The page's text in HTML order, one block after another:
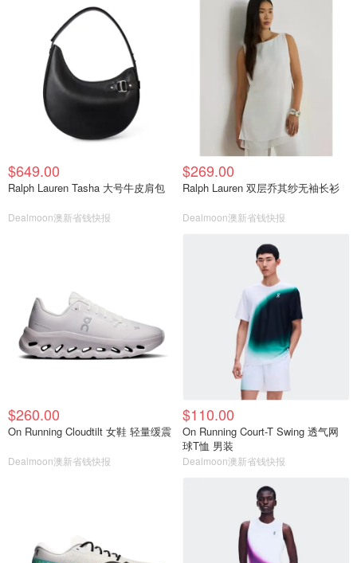
$649.00
Ralph Lauren Tasha 大号牛皮肩包
Dealmoon澳新省钱快报
$269.00
Ralph Lauren 双层乔其纱无袖长衫
Dealmoon澳新省钱快报
$260.00
On Running Cloudtilt 女鞋 轻量缓震
Dealmoon澳新省钱快报
$110.00
On Running Court-T Swing 透气网
球T恤 男装
Dealmoon澳新省钱快报